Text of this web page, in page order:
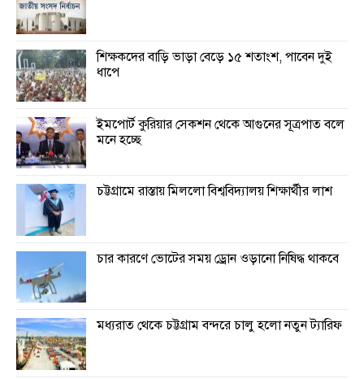
শিক্ষকদের বাড়ি ভাড়া বেড়ে ১৫ শতাংশ, পাবেন দুই
ধাপে
ইমপোর্ট কুরিয়ার সেকশন থেকে আগুনের সূত্রপাত বলে
মনে হচ্ছে
চট্টগ্রামে রাস্তায় মিললো বিশ্ববিদ্যালয় শিক্ষার্থীর লাশ
চার কারণে ভোটের সময় ড্রোন ওড়ানো নিষিদ্ধ থাকবে
মধ্যরাত থেকে চট্টগ্রাম বন্দরে চালু হলো নতুন ট্যারিফ